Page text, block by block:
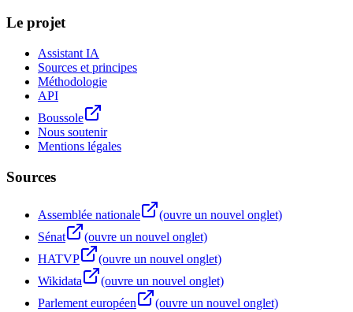
Le projet
Assistant IA
Sources et principes
Méthodologie
API
Boussole
Nous soutenir
Mentions légales
Sources
Assemblée nationale
(ouvre un nouvel onglet)
Sénat
(ouvre un nouvel onglet)
HATVP
(ouvre un nouvel onglet)
Wikidata
(ouvre un nouvel onglet)
Parlement européen
(ouvre un nouvel onglet)